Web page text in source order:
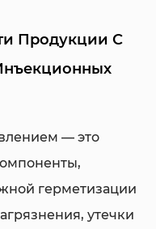
Продукции С
— это
герметизации
утечки